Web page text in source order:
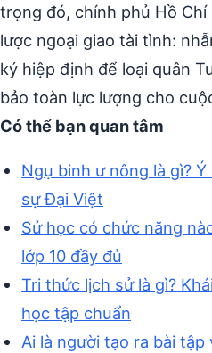
trọng đó, chính phủ Hồ
lược ngoại giao tài tình:
ký hiệp định để loại quân
bảo toàn lực lượng cho
Có thể bạn quan tâm
Ngụ binh ư nông là gì?
sự Đại Việt
Sử học có chức năng
lớp 10 đầy đủ
Tri thức lịch sử là gì?
học tập chuẩn
Ai là người tạo ra bài